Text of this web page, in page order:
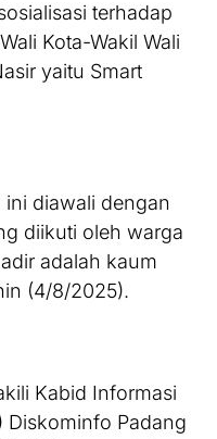
terhadap
Kota-Wakil Wali
yaitu Smart
diawali dengan
diikuti oleh warga
adalah kaum
(4/8/2025).
Kabid Informasi
Diskominfo Padang